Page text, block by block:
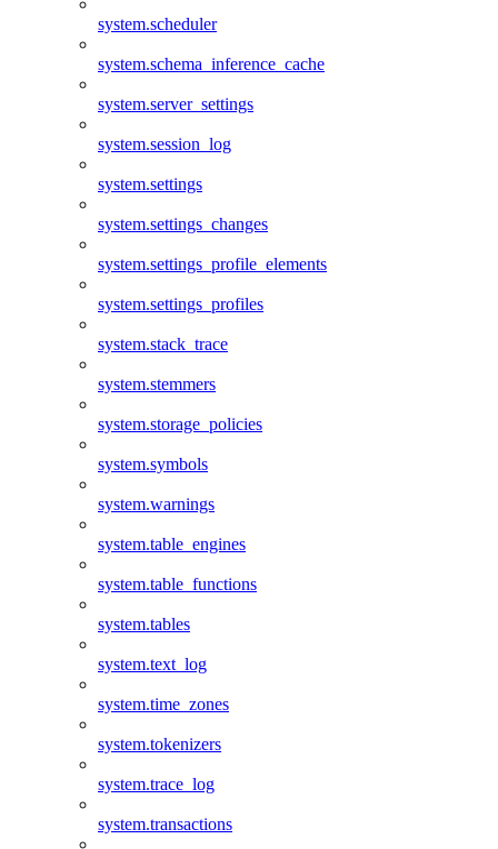
system.scheduler
system.schema_inference_cache
system.server_settings
system.session_log
system.settings
system.settings_changes
system.settings_profile_elements
system.settings_profiles
system.stack_trace
system.stemmers
system.storage_policies
system.symbols
system.warnings
system.table_engines
system.table_functions
system.tables
system.text_log
system.time_zones
system.tokenizers
system.trace_log
system.transactions